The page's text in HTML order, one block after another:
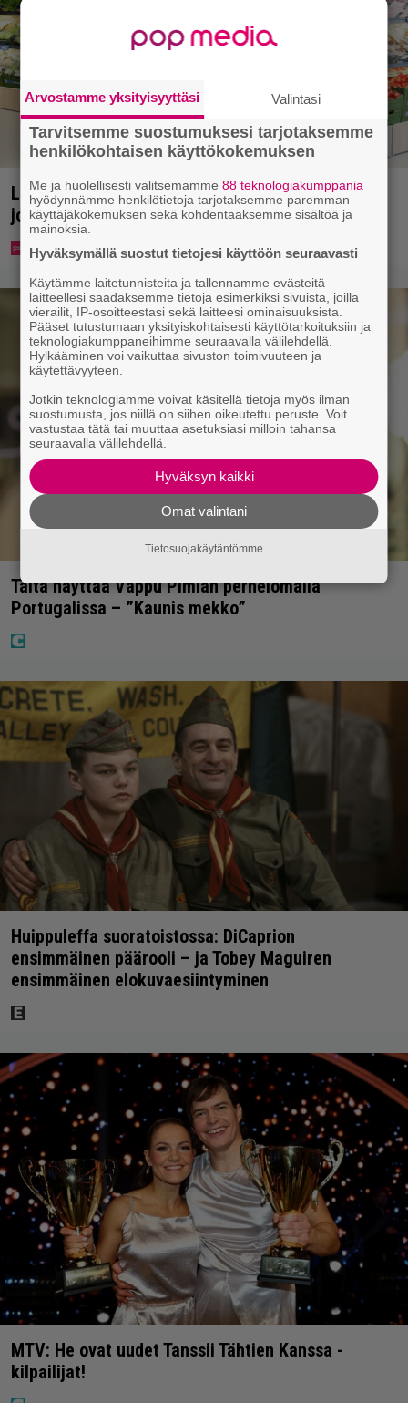
Lidl aloitti jättialennukset – kotimaiset kasvikset
jopa 40 prosentin alennuksessa
Tältä näyttää Vappu Pimiän perhelomalla
Portugalissa – ”Kaunis mekko”
Huippuleffa suoratoistossa: DiCaprion
ensimmäinen päärooli – ja Tobey Maguiren
ensimmäinen elokuvaesiintyminen
MTV: He ovat uudet Tanssii Tähtien Kanssa -
kilpailijat!
Arvostamme yksityisyyttäsi Valintasi
Tarvitsemme suostumuksesi tarjotaksemme
henkilökohtaisen käyttökokemuksen
Me ja huolellisesti valitsemamme88 teknologiakumppania
hyödynnämme henkilötietoja tarjotaksemme paremman
käyttäjäkokemuksen sekä kohdentaaksemme sisältöä ja
mainoksia.
Hyväksymällä suostut tietojesi käyttöön seuraavasti
Käytämme laitetunnisteita ja tallennamme evästeitä
laitteellesi saadaksemme tietoja esimerkiksi sivuista, joilla
vierailit, IP-osoitteestasi sekä laitteesi ominaisuuksista.
Pääset tutustumaan yksityiskohtaisesti käyttötarkoituksiin ja
teknologiakumppaneihimme seuraavalla välilehdellä.
Hylkääminen voi vaikuttaa sivuston toimivuuteen ja
käytettävyyteen.
Jotkin teknologiamme voivat käsitellä tietoja myös ilman
suostumusta, jos niillä on siihen oikeutettu peruste. Voit
vastustaa tätä tai muuttaa asetuksiasi milloin tahansa
seuraavalla välilehdellä.
Hyväksyn kaikki
Omat valintani
Tietosuojakäytäntömme